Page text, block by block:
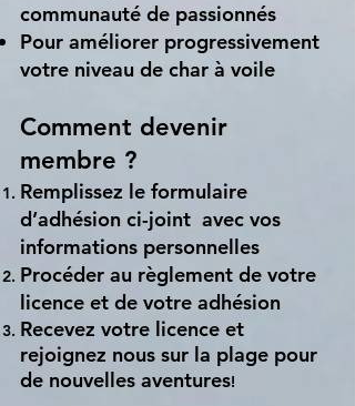
communauté de passionnés
Pour améliorer progressivement
votre niveau de char à voile
Comment devenir
membre ?
Remplissez le formulaire
d’adhésion ci-joint avec vos
informations personnelles
Procéder au règlement de votre
licence et de votre adhésion
Recevez votre licence et
rejoignez nous sur la plage pour
de nouvelles aventures!